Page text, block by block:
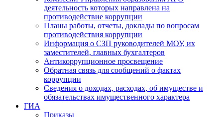
деятельность которых направлена на
противодействие коррупции
Планы работы, отчеты, доклады по вопросам
противодействия коррупции
Информация о СЗП руководителей МОУ, их
заместителей, главных бухгалтеров
Антикоррупционное просвещение
Обратная связь для сообщений о фактах
коррупции
Сведения о доходах, расходах, об имуществе и
обязательствах имущественного характера
ГИА
Приказы